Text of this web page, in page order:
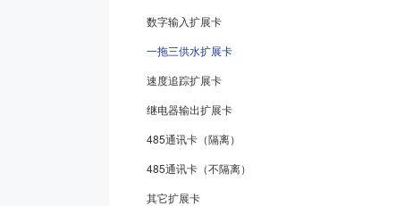
数字输入扩展卡
一拖三供水扩展卡
速度追踪扩展卡
继电器输出扩展卡
485通讯卡（隔离）
485通讯卡（不隔离）
其它扩展卡